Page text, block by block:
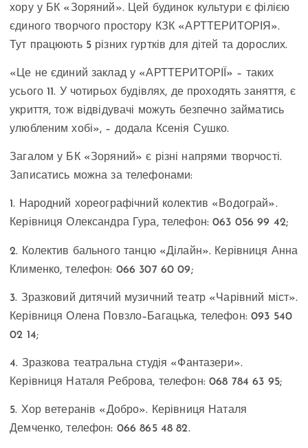
хору у БК «Зоряний». Цей будинок культури є філією
єдиного творчого простору КЗК «АРТТЕРИТОРІЯ».
Тут працюють 5 різних гуртків для дітей та дорослих.
«Це не єдиний заклад у «АРТТЕРИТОРІЇ» – таких
усього 11. У чотирьох будівлях, де проходять заняття, є
укриття, тож відвідувачі можуть безпечно займатись
улюбленим хобі», – додала Ксенія Сушко.
Загалом у БК «Зоряний» є різні напрями творчості.
Записатись можна за телефонами:
1. Народний хореографічний колектив «Водограй».
Керівниця Олександра Гура, телефон: 063 056 99 42;
2. Колектив бального танцю «Ділайн». Керівниця Анна
Клименко, телефон: 066 307 60 09;
3. Зразковий дитячий музичний театр «Чарівний міст».
Керівниця Олена Повзло–Багацька, телефон: 093 540
02 14;
4. Зразкова театральна студія «Фантазери».
Керівниця Наталя Реброва, телефон: 068 784 63 95;
5. Хор ветеранів «Добро». Керівниця Наталя
Демченко, телефон: 066 865 48 82.